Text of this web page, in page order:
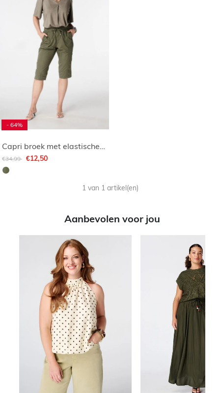
- 64%
Capri broek met elastische taille
Afgeprijsd van
€34,99 naar
€12,50
1 van 1 artikel(en)
Aanbevolen voor jou